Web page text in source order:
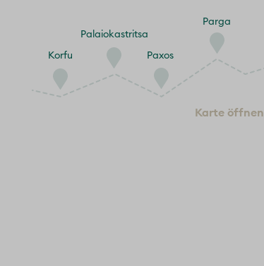
Korfu
Palaiokastritsa
Paxos
Parga
Karte öffnen